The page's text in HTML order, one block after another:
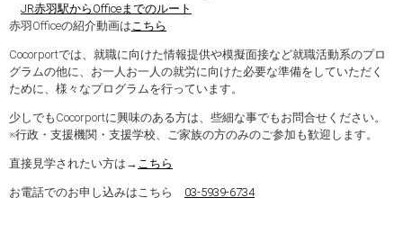
JR赤羽駅からOfficeまでのルート
赤羽Officeの紹介動画はこちら
Cocorportでは、就職に向けた情報提供や模擬面接など就職活動系のプロ
グラムの他に、お一人お一人の就労に向けた必要な準備をしていただく
ために、様々なプログラムを行っています。
少しでもCocorportに興味のある方は、些細な事でもお問合せください。
※行政・支援機関・支援学校、ご家族の方のみのご参加も歓迎します。
直接見学されたい方は→ こちら
お電話でのお申し込みはこちら 03-5939-6734